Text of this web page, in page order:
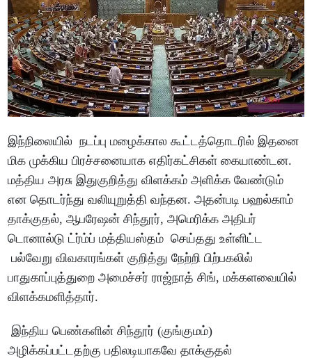
இந்நிலையில் நடப்பு மழைக்கால கூட்டத்தொடரில் இதனை
மிக முக்கிய பிரச்சனையாக எதிர்கட்சிகள் கையாண்டன.
மத்திய அரசு இதுகுறித்து விளக்கம் அளிக்க வேண்டும்
என தொடர்ந்து வலியுறுத்தி வந்தன. அதன்படி பஹல்காம்
தாக்குதல், ஆபரேஷன் சிந்தூர், அமெரிக்க அதிபர்
டொனால்டு ட்ர்ம்ப் மத்தியஸ்தம் செய்தது உள்ளிட்ட
பல்வேறு விவகாரங்கள் குறித்து நேற்றி பிற்பகலில்
பாதுகாப்புத்துறை அமைச்சர் ராஜ்நாத் சிங், மக்களவையில்
விளக்கமளித்தார்.
இந்திய பெண்களின் சிந்தூர் (குங்குமம்)
அழிக்கப்பட்டதற்கு பதிலடியாகவே தாக்குதல்